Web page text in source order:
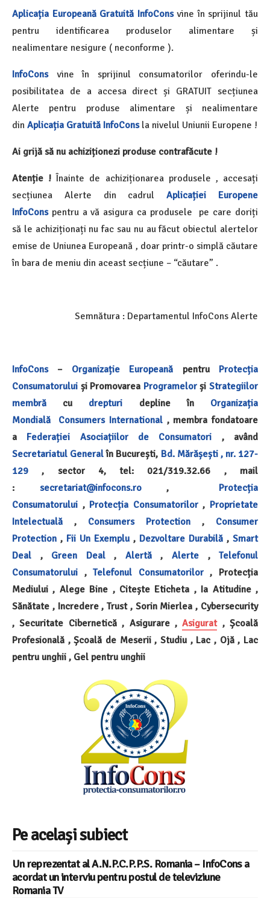
Aplicația Europeană Gratuită InfoConsvine în sprijinul tău
pentru identificarea produselor alimentare și
nealimentare nesigure ( neconforme ).
InfoConsvine în sprijinul consumatorilor oferindu-le
posibilitatea de a accesa direct și GRATUIT secțiunea
Alerte pentru produse alimentare și nealimentare
din Aplicația Gratuită InfoConsla nivelul Uniunii Europene !
Ai grijă să nu achiziționezi produse contrafăcute !
Atenție ! Înainte de achiziționarea produsele , accesați
secțiunea Alerte din cadrulAplicației Europene
InfoConspentru a vă asigura ca produsele pe care doriți
să le achiziționați nu fac sau nu au făcut obiectul alertelor
emise de Uniunea Europeană , doar printr-o simplă căutare
în bara de meniu din aceast secțiune – “căutare” .
Semnătura : Departamentul InfoCons Alerte
InfoCons– Organizație Europeană pentru Protecția
Consumatorului și Promovarea Programelorși Strategiilor
membră
cu drepturi depline în Organizația
Mondială
Consumers International , membra fondatoare
a Federației Asociațiilor de Consumatori
, având
Secretariatul Generalîn București, Bd. Mărășești , nr. 127-
129 , sector 4, tel: 021/319.32.66 , mail
: secretariat@infocons.ro , Protecția
Consumatorului , Protecția Consumatorilor, Proprietate
Intelectuală
, Consumers Protection ,
Consumer
Protection , Fii Un Exemplu , Dezvoltare Durabilă , Smart
Deal , Green Deal, Alertă, Alerte ,
Telefonul
Consumatorului ,Telefonul Consumatorilor, Protecția
Mediului , Alege Bine , Citește Eticheta , Ia Atitudine ,
Sănătate , Incredere , Trust , Sorin Mierlea , Cybersecurity
, Securitate Cibernetică , Asigurare , Asigurat , Școală
Profesională , Școală de Meserii , Studiu , Lac , Ojă , Lac
pentru unghii , Gel pentru unghii
Pe același subiect
Un reprezentat al A.N.P.C.P.P.S. Romania – InfoCons a
acordat un interviu pentru postul de televiziune
Romania TV